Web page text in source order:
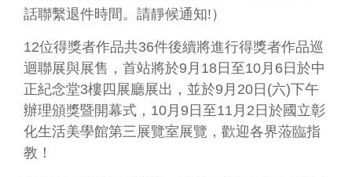
民
服
務
主
題
網
話聯繫退件時間。請靜候通知!）
12位得獎者作品共36件後續將進行得獎者作品巡
迴聯展與展售，首站將於9月18日至10月6日於中
正紀念堂3樓四展廳展出，並於9月20日(六)下午
辦理頒獎暨開幕式，10月9日至11月2日於國立彰
化生活美學館第三展覽室展覽，歡迎各界蒞臨指
教！